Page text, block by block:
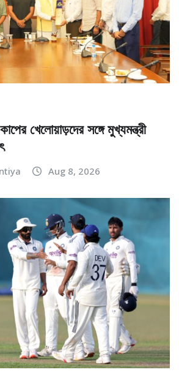
খেলোয়াড়দের সঙ্গে মুখ্যমন্ত্রী
Aug 8, 2026